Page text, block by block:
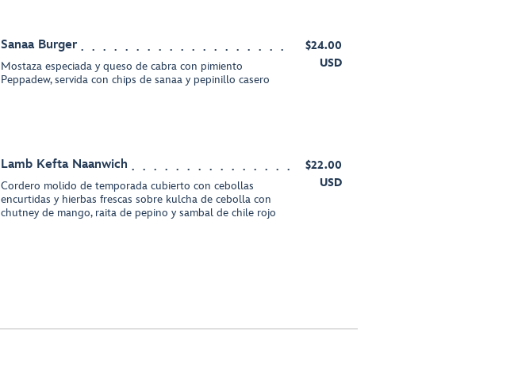
Sanaa Burger
Mostaza especiada y queso de cabra con pimiento
Peppadew, servida con chips de sanaa y pepinillo casero
$24.00
USD
Lamb Kefta Naanwich
Cordero molido de temporada cubierto con cebollas
encurtidas y hierbas frescas sobre kulcha de cebolla con
chutney de mango, raita de pepino y sambal de chile rojo
$22.00
USD